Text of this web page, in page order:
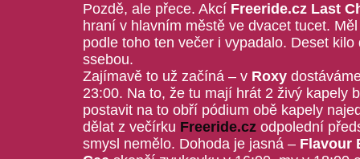
Pozdě, ale přece. Akcí Freeride.cz Last
hraní v hlavním městě ve dvacet tucet.
podle toho ten večer i vypadalo. Deset
ssebou.
Zajímavě to už začíná – v Roxy
23:00. Na to, že tu mají hrát 2 živý kapely
postavit na to obří pódium obě kapely
dělat z večírku Freeride.czodpolední
smysl nemělo. Dohoda je jasná – Flavour